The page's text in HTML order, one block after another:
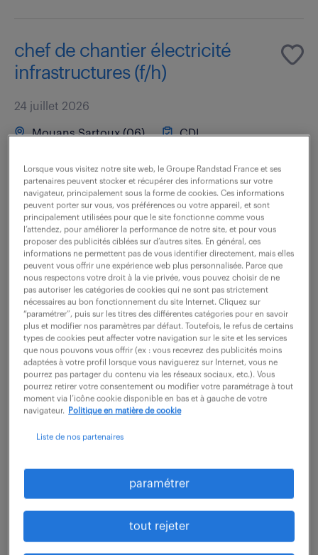
chef de chantier électricité
infrastructures (f/h)
24 juillet 2026
Mouans Sartoux (06)
CDI
Votre champ de responsabilités ? Vous animez et
encadrez des équipes sur site en participant à la mise
en œuvre de travaux CFO-CFA sur des systèmes de
contrôle d'accès, notamment des bornes...
voir l'offre
projeteur electricité
infrastructures (f/h)
45 000 - 50 000 € / an
autonome en électricité et vous souhaitez relever de
nouveaux challenges, techniquement aboutis et
Lorsque vous visitez notre site web, le Groupe Randstad France et ses
partenaires peuvent stocker et récupérer des informations sur votre
navigateur, principalement sous la forme de cookies. Ces informations
peuvent porter sur vous, vos préférences ou votre appareil, et sont
principalement utilisées pour que le site fonctionne comme vous
l’attendez, pour améliorer la performance de notre site, et pour vous
proposer des publicités ciblées sur d’autres sites. En général, ces
informations ne permettent pas de vous identifier directement, mais elles
peuvent vous offrir une expérience web plus personnalisée. Parce que
nous respectons votre droit à la vie privée, vous pouvez choisir de ne
pas autoriser les catégories de cookies qui ne sont pas strictement
nécessaires au bon fonctionnement du site Internet. Cliquez sur
“paramétrer”, puis sur les titres des différentes catégories pour en savoir
plus et modifier nos paramètres par défaut. Toutefois, le refus de certains
types de cookies peut affecter votre navigation sur le site et les services
que nous pouvons vous offrir (ex : vous recevrez des publicités moins
adaptées à votre profil lorsque vous naviguerez sur Internet, vous ne
pourrez pas partager du contenu via les réseaux sociaux, etc.). Vous
pourrez retirer votre consentement ou modifier votre paramétrage à tout
moment via l’icône cookie disponible en bas et à gauche de votre
navigateur.
Politique en matière de cookie
Liste de nos partenaires
paramétrer
tout rejeter